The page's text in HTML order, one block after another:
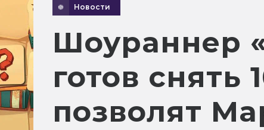
Новости
Шоураннер
готов снять
позволят